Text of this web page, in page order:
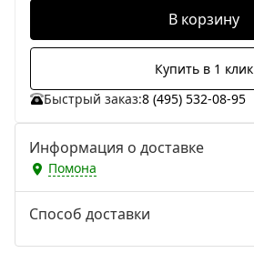
В корзину
Купить в 1 клик
Быстрый заказ:8 (495) 532-08-95
Информация о доставке
Помона
Способ доставки